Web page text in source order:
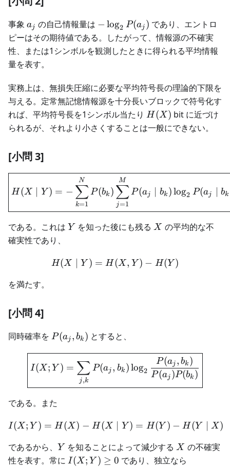
事象 a_j
aj の自己情報量は -
\log_2P(a_j)
− log2 P(aj ) であり、エントロ
ピーはその期待値である。したがって、情報源の不確実
性、または1シンボルを観測したときに得られる平均情報
量を表す。
実務上は、無損失圧縮に必要な平均符号長の理論的下限を
与える。定常無記憶情報源を十分長いブロックで符号化す
れば、平均符号長を1シンボル当たり H(X)
H (X) bit に近づけ
られるが、それより小さくすることは一般にできない。
[小問 3]
\boxed{ H(X\mid Y) =-
H (X Y ) = −
k=1
∑
N
P(bk )
j=1
∑
M
P(aj bk )log2 P(aj bk
である。これは Y
Y を知った後にも残るX
X の平均的な不
確実性であり、
H(X\mid Y)=H(X,Y)-
H(X Y ) = H (X, Y ) − H(Y )
を満たす。
[小問 4]
同時確率を P(a_j,b_k)
P(aj , bk ) とすると、
\boxed{ I(X;Y)
I(X; Y ) =
j ,k
∑ P(aj , bk )log2 P(aj )P(bk )
P(aj , bk )
である。また
I(X;Y) =H(X)-H(X\mid
I(X ; Y ) = H (X ) − H (X Y ) = H(Y ) − H (Y X )
であるから、 Y
Y を知ることによって減少するX
X の不確実
性を表す。常に I(X;Y)\geq0
I(X ; Y ) ≥ 0 であり、独立なら